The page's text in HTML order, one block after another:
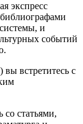
экспресс
и
событий
встретитесь с
со статьями,